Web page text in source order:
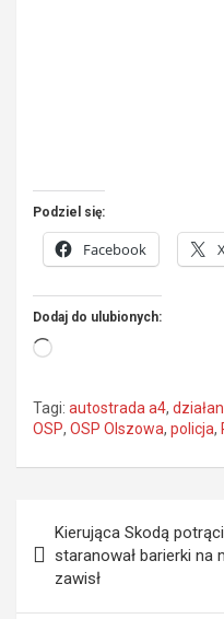
Podziel się:
Facebook
Dodaj do ulubionych:
Wczytywanie…
Tagi: autostrada a4,
OSP, OSP Olszowa, policja,
wpisu
Kierująca Skodą
staranował barierki
zawisł